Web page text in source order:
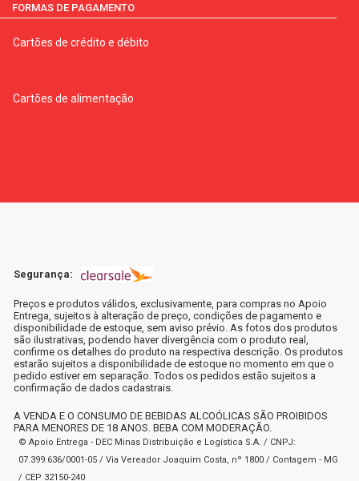
FORMAS DE PAGAMENTO
Cartões de crédito e débito
Cartões de alimentação
Segurança:
Preços e produtos válidos, exclusivamente, para compras no Apoio
Entrega, sujeitos à alteração de preço, condições de pagamento e
disponibilidade de estoque, sem aviso prévio. As fotos dos produtos
são ilustrativas, podendo haver divergência com o produto real,
confirme os detalhes do produto na respectiva descrição. Os produtos
estarão sujeitos a disponibilidade de estoque no momento em que o
pedido estiver em separação. Todos os pedidos estão sujeitos a
confirmação de dados cadastrais.
A VENDA E O CONSUMO DE BEBIDAS ALCOÓLICAS SÃO PROIBIDOS
PARA MENORES DE 18 ANOS. BEBA COM MODERAÇÃO.
© Apoio Entrega - DEC Minas Distribuição e Logística S.A. / CNPJ:
07.399.636/0001-05 / Via Vereador Joaquim Costa, nº 1800 / Contagem - MG
/ CEP 32150-240